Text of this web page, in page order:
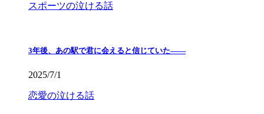
スポーツの泣ける話
3年後、あの駅で君に会えると信じていた——
2025/7/1
恋愛の泣ける話